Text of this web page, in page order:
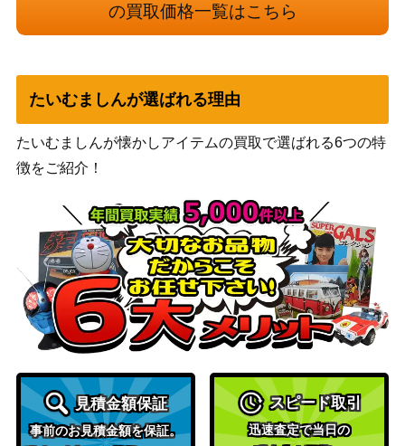
紅の契り）
《日》
穢れた敵対者/Tainted Adversary[MID]
《日》
（イニスト
り）
ハイドロイド混成体/Hydroid Krasis
【RNA】
（ラヴニカ
の献身）
400
発展の暴君、ジン＝ギタクシアス / Jin
-Gitaxias, Progress Tyrant 拡張アート
[NEO-BF]《日》
Wizards 700
スパーラの本部 / Spara’s Headquarter
s ボーダーレス [SNC-BF]《日》
Wizards
（ニューカ
ペナの街
1,000
の買取価格一覧はこちら
たいむましんが選ばれる理由
たいむましんが懐かしアイテムの買取で選ばれる6つの特
徴をご紹介！
見積金額保証
事前のお見積金額を保証。
スピード取引
迅速査定で当日の